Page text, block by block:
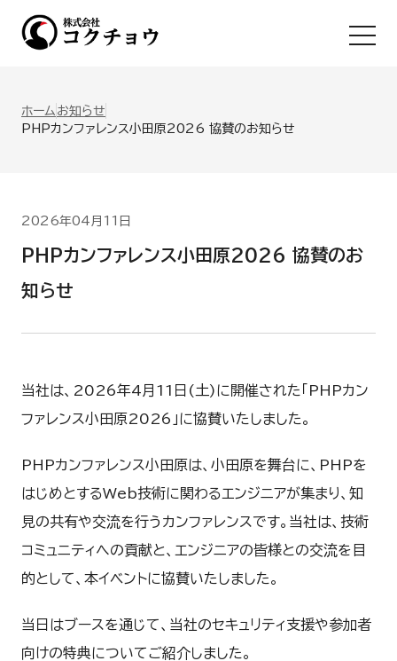
ホーム お知らせ
PHPカンファレンス小田原2026 協賛のお知らせ
2026年04月11日
PHPカンファレンス小田原2026 協賛のお
知らせ
当社は、2026年4月11日(土)に開催された「PHPカン
ファレンス小田原2026」に協賛いたしました。
PHPカンファレンス小田原は、小田原を舞台に、PHPを
はじめとするWeb技術に関わるエンジニアが集まり、知
見の共有や交流を行うカンファレンスです。当社は、技術
コミュニティへの貢献と、エンジニアの皆様との交流を目
的として、本イベントに協賛いたしました。
当日はブースを通じて、当社のセキュリティ支援や参加者
向けの特典についてご紹介しました。